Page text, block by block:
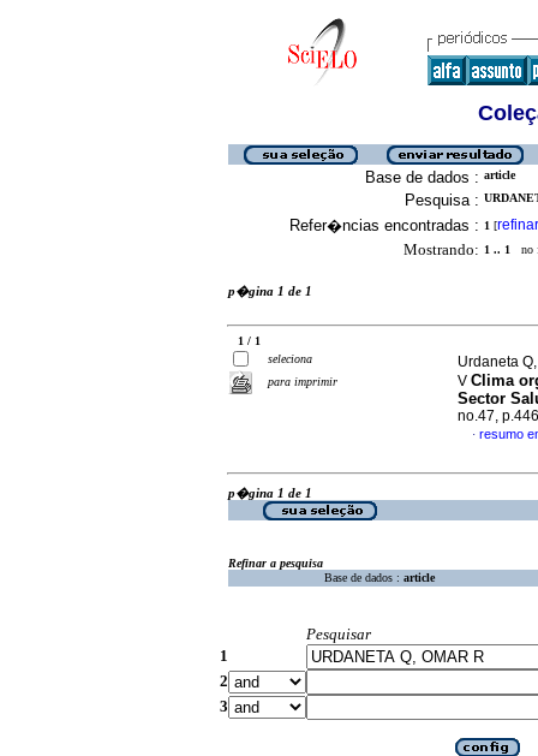
Base de dados : article
Pesquisa :
Refer�ncias encontradas : 1 [refinar
Mostrando: 1 .. 1 no
p�gina 1 de 1
1 / 1
seleciona
para imprimir
Urdaneta
V Clima
Sector
no.47,
· resumo
p�gina 1 de 1
Refinar a pesquisa
Base de dados : article
Pesquisar
1
2
3